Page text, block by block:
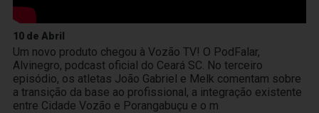
10 de Abril
Um novo produto chegou à Vozão TV! O PodFalar,
Alvinegro, podcast oficial do Ceará SC. No terceiro
episódio, os atletas João Gabriel e Melk comentam sobre
a transição da base ao profissional, a integração existente
entre Cidade Vozão e Porangabuçu e o m